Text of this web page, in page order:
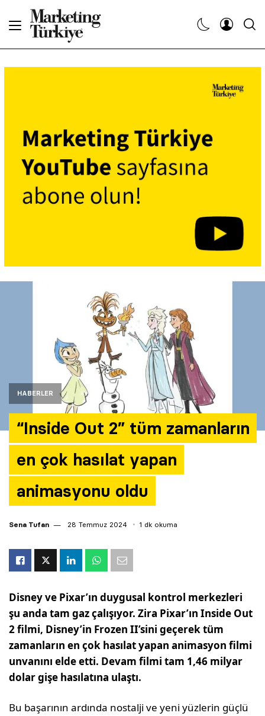
HABERLER
“Inside Out 2” tüm zamanların
en çok hasılat yapan
animasyonu oldu
Sena Tufan 28 Temmuz 2024 1 dk okuma
Disney ve Pixar’ın duygusal kontrol merkezleri
şu anda tam gaz çalışıyor. Zira Pixar’ın Inside Out
2 filmi, Disney’in Frozen II’sini geçerek tüm
zamanların en çok hasılat yapan animasyon filmi
unvanını elde etti. Devam filmi tam 1,46 milyar
dolar gişe hasılatına ulaştı.
Bu başarının ardında nostalji ve yeni yüzlerin güçlü
Dergiler
Etkinlikler